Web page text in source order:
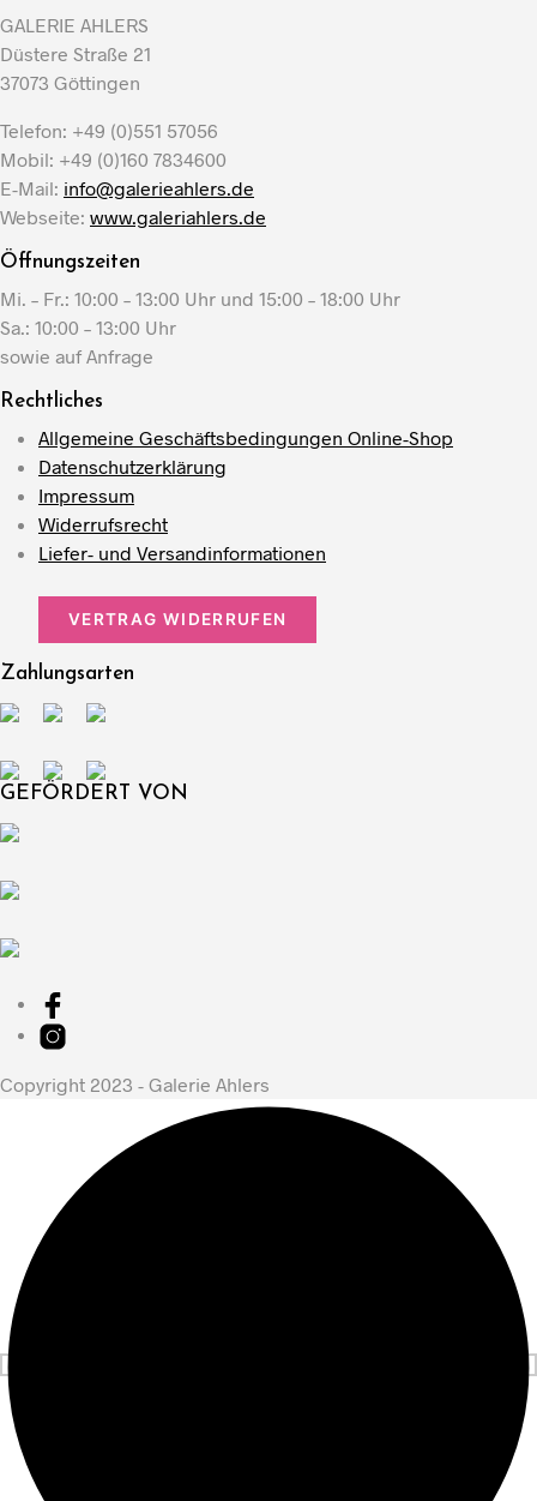
GALERIE AHLERS
Düstere Straße 21
37073 Göttingen
Telefon: +49 (0)551 57056
Mobil: +49 (0)160 7834600
E-Mail: info@galerieahlers.de
Webseite: www.galeriahlers.de
Öffnungszeiten
Mi. – Fr.: 10:00 – 13:00 Uhr und 15:00 – 18:00 Uhr
Sa.: 10:00 – 13:00 Uhr
sowie auf Anfrage
Rechtliches
Allgemeine Geschäftsbedingungen Online-Shop
Datenschutzerklärung
Impressum
Widerrufsrecht
Liefer- und Versandinformationen
VERTRAG WIDERRUFEN
Zahlungsarten
GEFÖRDERT VON
Copyright 2023 - Galerie Ahlers